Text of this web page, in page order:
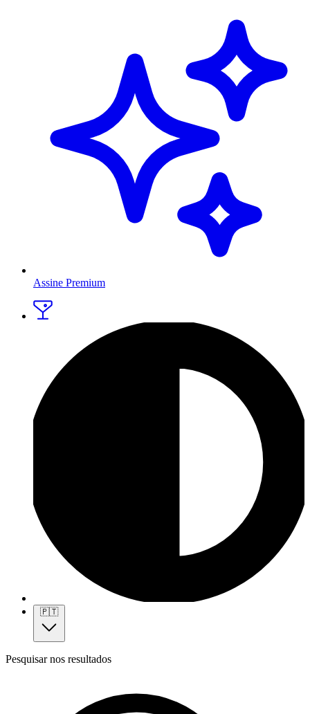
Assine Premium
🇵🇹
Pesquisar nos resultados